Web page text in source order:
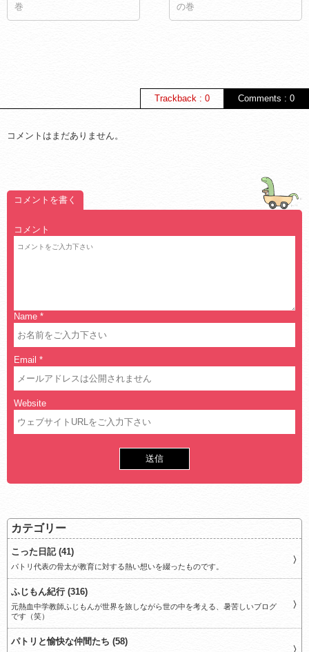
巻
の巻
Comments : 0
Trackback : 0
コメントはまだありません。
コメントを書く
コメント
Name *
Email *
Website
カテゴリー
こった日記 (41)
パトリ代表の骨太が教育に対する熱い想いを綴ったものです。
ふじもん紀行 (316)
元熱血中学教師ふじもんが世界を旅しながら世の中を考える、暑苦しいブログ
です（笑）
パトリと愉快な仲間たち (58)